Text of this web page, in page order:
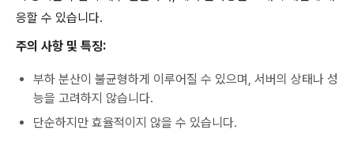
응할 수 있습니다.
주의 사항 및 특징:
부하 분산이 불균형하게 이루어질 수 있으며, 서버의 상태나 성
능을 고려하지 않습니다.
단순하지만 효율적이지 않을 수 있습니다.